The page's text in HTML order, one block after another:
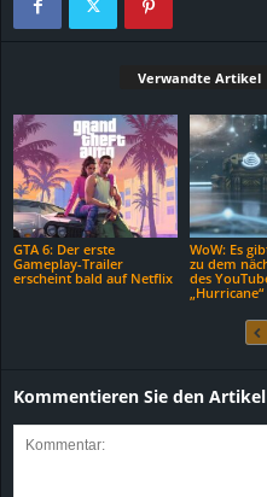
Verwandte Artikel
GTA 6: Der erste
Gameplay-Trailer
erscheint bald auf Netflix
WoW: Es
zu dem
des
„Hurricane“
Kommentieren Sie den Artikel